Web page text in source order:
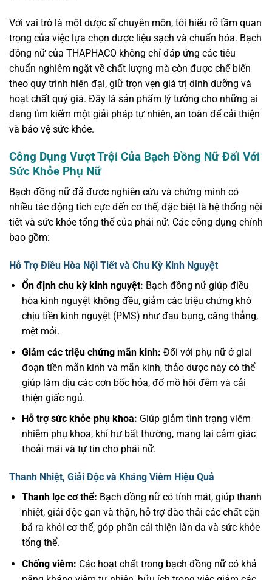
Với vai trò là một dược sĩ chuyên môn, tôi hiểu rõ tầm quan
trọng của việc lựa chọn dược liệu sạch và chuẩn hóa. Bạch
đồng nữ của THAPHACO không chỉ đáp ứng các tiêu
chuẩn nghiêm ngặt về chất lượng mà còn được chế biến
theo quy trình hiện đại, giữ trọn vẹn giá trị dinh dưỡng và
hoạt chất quý giá. Đây là sản phẩm lý tưởng cho những ai
đang tìm kiếm một giải pháp tự nhiên, an toàn để cải thiện
và bảo vệ sức khỏe.
Công Dụng Vượt Trội Của Bạch Đồng Nữ Đối Với
Sức Khỏe Phụ Nữ
Bạch đồng nữ đã được nghiên cứu và chứng minh có
nhiều tác động tích cực đến cơ thể, đặc biệt là hệ thống nội
tiết và sức khỏe tổng thể của phái nữ. Các công dụng chính
bao gồm:
Hỗ Trợ Điều Hòa Nội Tiết và Chu Kỳ Kinh Nguyệt
Ổn định chu kỳ kinh nguyệt: Bạch đồng nữ giúp điều
hòa kinh nguyệt không đều, giảm các triệu chứng khó
chịu tiền kinh nguyệt (PMS) như đau bụng, căng thẳng,
mệt mỏi.
Giảm các triệu chứng mãn kinh: Đối với phụ nữ ở giai
đoạn tiền mãn kinh và mãn kinh, thảo dược này có thể
giúp làm dịu các cơn bốc hỏa, đổ mồ hôi đêm và cải
thiện giấc ngủ.
Hỗ trợ sức khỏe phụ khoa: Giúp giảm tình trạng viêm
nhiễm phụ khoa, khí hư bất thường, mang lại cảm giác
thoải mái và tự tin cho phái nữ.
Thanh Nhiệt, Giải Độc và Kháng Viêm Hiệu Quả
Thanh lọc cơ thể: Bạch đồng nữ có tính mát, giúp thanh
nhiệt, giải độc gan và thận, hỗ trợ đào thải các chất cặn
bã ra khỏi cơ thể, góp phần cải thiện làn da và sức khỏe
tổng thể.
Chống viêm: Các hoạt chất trong bạch đồng nữ có khả